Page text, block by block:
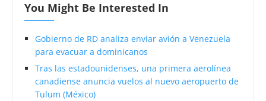
You Might Be Interested In
Gobierno de RD analiza enviar avión a Venezuela
para evacuar a dominicanos
Tras las estadounidenses, una primera aerolínea
canadiense anuncia vuelos al nuevo aeropuerto de
Tulum (México)